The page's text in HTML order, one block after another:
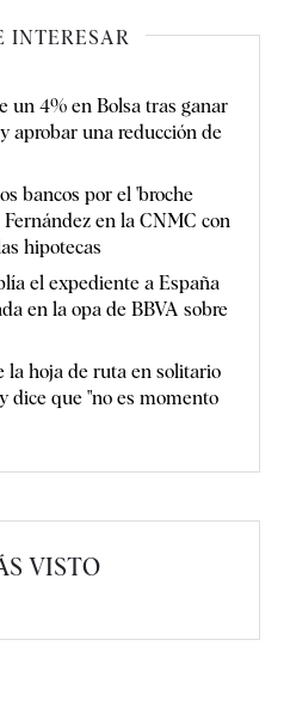
INTERESAR
un 4% en Bolsa tras ganar
aprobar una reducción de
bancos por el 'broche
en la CNMC con
hipotecas
el expediente a España
en la opa de BBVA sobre
la hoja de ruta en solitario
dice que "no es momento
VISTO